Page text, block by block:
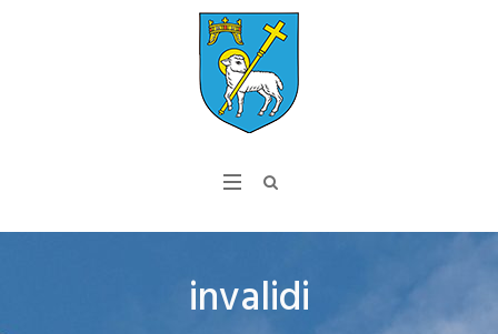
invalidi